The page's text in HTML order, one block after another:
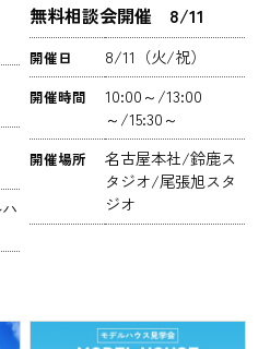
無料相談会開催 8/11
開催日 8/11（火/祝）
開催時間
10:00～/13:00
～/15:30～
開催場所
名古屋本社/鈴鹿ス
タジオ/尾張旭スタ
ジオ